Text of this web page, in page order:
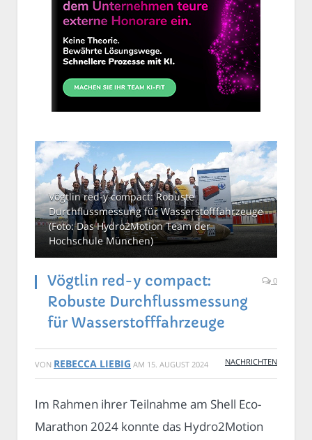
Vögtlin red-y compact: Robuste
Durchflussmessung für Wasserstofffahrzeuge
(Foto: Das Hydro2Motion Team der
Hochschule München)
Vögtlin red-y compact:
Robuste Durchflussmessung
für Wasserstofffahrzeuge
0
VON REBECCA LIEBIG AM 15. AUGUST 2024 NACHRICHTEN
Im Rahmen ihrer Teilnahme am Shell Eco-
Marathon 2024 konnte das Hydro2Motion